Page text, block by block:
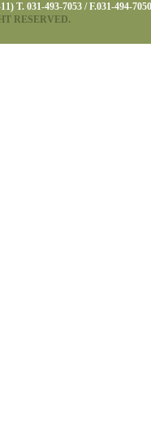
T. 031-493-7053 / F.031-494-7050
RESERVED.